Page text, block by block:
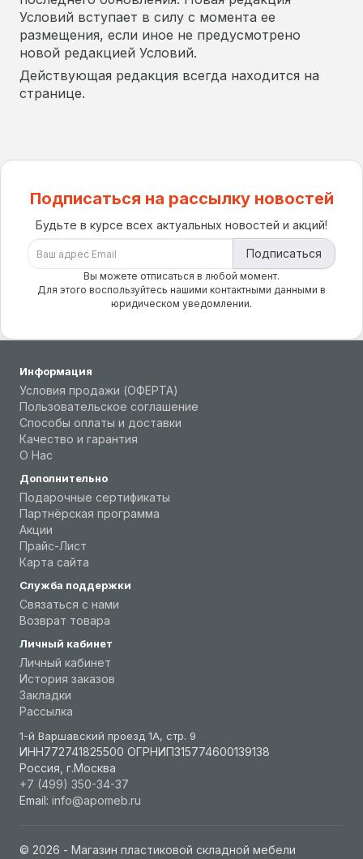
Условий вступает в силу с момента ее
размещения, если иное не предусмотрено
новой редакцией Условий.
Действующая редакция всегда находится на
странице.
Подписаться на рассылку новостей
Будьте в курсе всех актуальных новостей и акций!
Подписаться
Вы можете отписаться в любой момент.
Для этого воспользуйтесь нашими контактными данными в
юридическом уведомлении.
Информация
Условия продажи (ОФЕРТА)
Пользовательское соглашение
Способы оплаты и доставки
Качество и гарантия
О Нас
Дополнительно
Подарочные сертификаты
Партнёрская программа
Акции
Прайс-Лист
Карта сайта
Служба поддержки
Связаться с нами
Возврат товара
Личный кабинет
Личный кабинет
История заказов
Закладки
Рассылка
1-й Варшавский проезд 1А, стр. 9
ИНН772741825500 ОГРНИП315774600139138
Россия, г.Москва
+7 (499) 350-34-37
Email: info@apomeb.ru
© 2026 - Магазин пластиковой складной мебели